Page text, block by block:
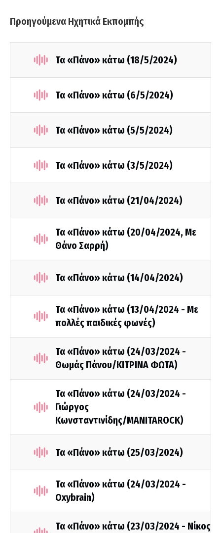
Προηγούμενα Ηχητικά Εκπομπής
Τα «Πάνο» κάτω (18/5/2024)
Τα «Πάνο» κάτω (6/5/2024)
Τα «Πάνο» κάτω (5/5/2024)
Τα «Πάνο» κάτω (3/5/2024)
Τα «Πάνο» κάτω (21/04/2024)
Τα «Πάνο» κάτω (20/04/2024, Με
Θάνο Σαρρή)
Τα «Πάνο» κάτω (14/04/2024)
Τα «Πάνο» κάτω (13/04/2024 - Με
πολλές παιδικές φωνές)
Τα «Πάνο» κάτω (24/03/2024 -
Θωμάς Πάνου/ΚΙΤΡΙΝΑ ΦΩΤΑ)
Τα «Πάνο» κάτω (24/03/2024 -
Γιώργος
Κωνσταντινίδης/MANITAROCK)
Τα «Πάνο» κάτω (25/03/2024)
Τα «Πάνο» κάτω (24/03/2024 -
Oxybrain)
Τα «Πάνο» κάτω (23/03/2024 - Νίκος